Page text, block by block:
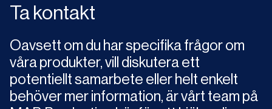
Ta kontakt
Oavsett om du har specifika frågor om
våra produkter, vill diskutera ett
potentiellt samarbete eller helt enkelt
behöver mer information, är vårt team på